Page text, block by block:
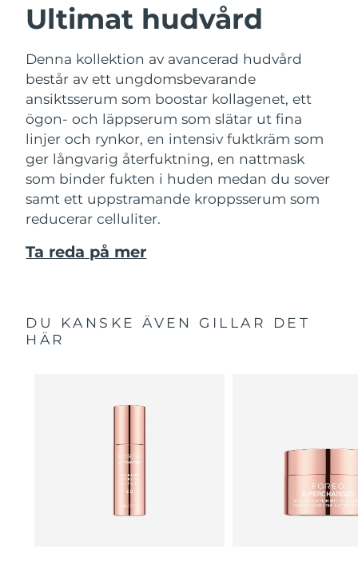
Ultimat hudvård
Denna kollektion av avancerad hudvård
består av ett ungdomsbevarande
ansiktsserum som boostar kollagenet, ett
ögon- och läppserum som slätar ut fina
linjer och rynkor, en intensiv fuktkräm som
ger långvarig återfuktning, en nattmask
som binder fukten i huden medan du sover
samt ett uppstramande kroppsserum som
reducerar celluliter.
Ta reda på mer
DU KANSKE ÄVEN GILLAR DET
HÄR